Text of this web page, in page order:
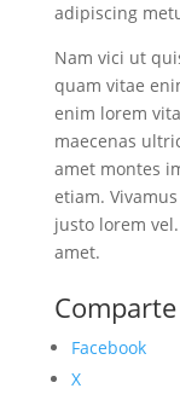
adipiscing
Nam vici ut
quam vitae
enim lorem
maecenas
amet montes
etiam.
justo lorem
amet.
Facebook
X